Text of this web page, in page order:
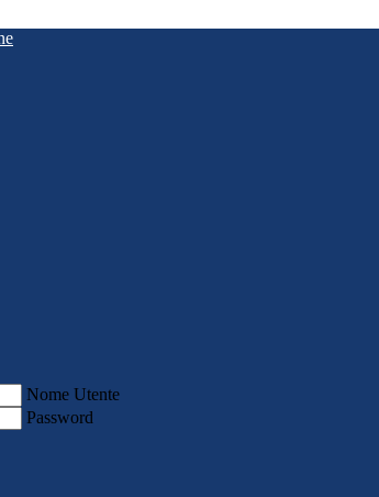
Nome Utente
Password